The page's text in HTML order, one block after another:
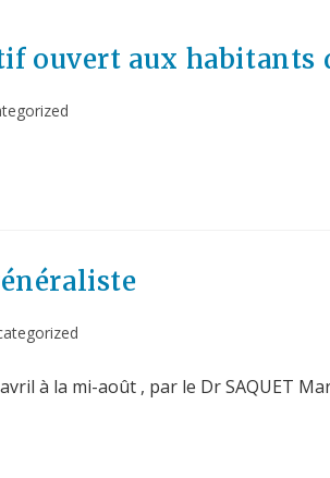
ouvert aux habitants
à la mi-août , par le Dr SAQUET